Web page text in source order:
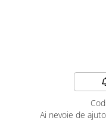
Ai nevoie de